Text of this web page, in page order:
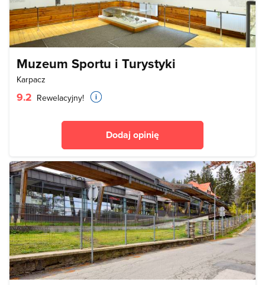
Muzeum Sportu i Turystyki
Karpacz
9.2 Rewelacyjny!
Dodaj opinię